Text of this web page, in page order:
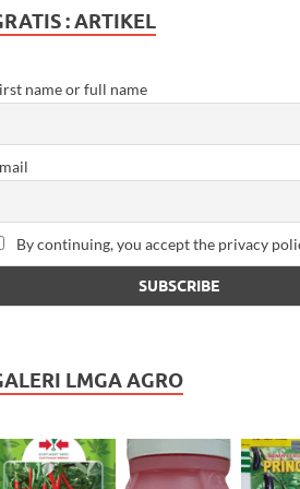
: ARTIKEL
name or full name
By continuing, you accept the privacy
LMGA AGRO